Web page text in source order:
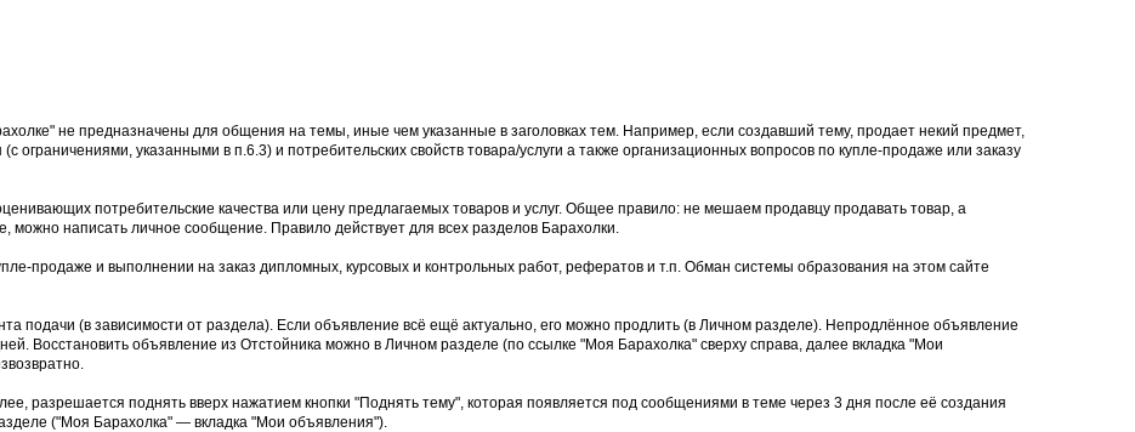
не предназначены для общения на темы, иные чем указанные в заголовках тем. Например, если создавший тему, продает некий предмет,
ограничениями, указанными в п.6.3) и потребительских свойств товара/услуги а также организационных вопросов по купле-продаже или заказу
потребительские качества или цену предлагаемых товаров и услуг. Общее правило: не мешаем продавцу продавать товар, а
можно написать личное сообщение. Правило действует для всех разделов Барахолки.
продаже и выполнении на заказ дипломных, курсовых и контрольных работ, рефератов и т.п. Обман системы образования на этом сайте
подачи (в зависимости от раздела). Если объявление всё ещё актуально, его можно продлить (в Личном разделе). Непродлённое объявление
Восстановить объявление из Отстойника можно в Личном разделе (по ссылке "Моя Барахолка" сверху справа, далее вкладка "Мои
разрешается поднять вверх нажатием кнопки "Поднять тему", которая появляется под сообщениями в теме через 3 дня после её создания
("Моя Барахолка" — вкладка "Мои объявления").